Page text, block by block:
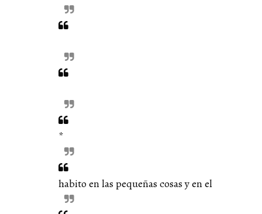
*
habito en las pequeñas cosas y en el